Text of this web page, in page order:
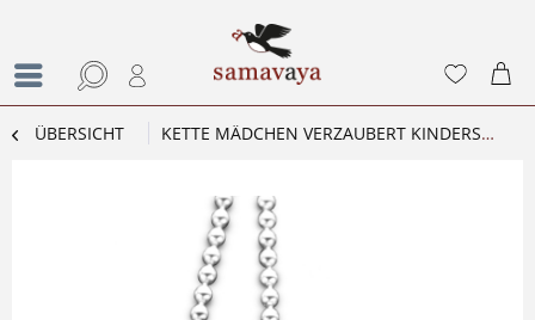
ÜBERSICHT KETTE MÄDCHEN VERZAUBERT KINDERSCHMUCK MIT GRAVUR